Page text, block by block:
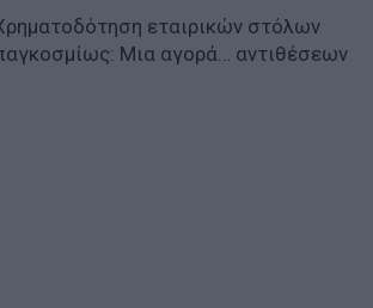
εταιρικών στόλων
Μια αγορά… αντιθέσεων